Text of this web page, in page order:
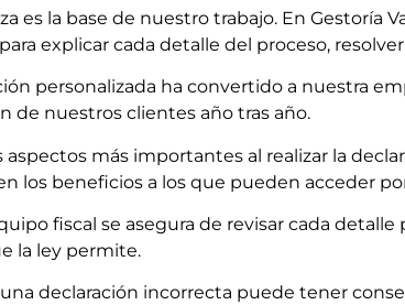
es la base de nuestro trabajo. En
explicar cada detalle del proceso,
personalizada ha convertido a nuestra
de nuestros clientes año tras año.
aspectos más importantes al realizar la
los beneficios a los que pueden acceder
fiscal se asegura de revisar cada
la ley permite.
declaración incorrecta puede tener